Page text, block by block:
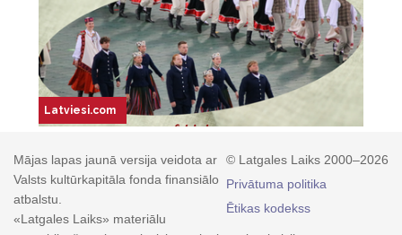
© Latgales Laiks 2000–2026
Privātuma politika
Ētikas kodekss
Mājas lapas jaunā versija veidota ar
Valsts kultūrkapitāla fonda finansiālo
atbalstu.
«Latgales Laiks» materiālu